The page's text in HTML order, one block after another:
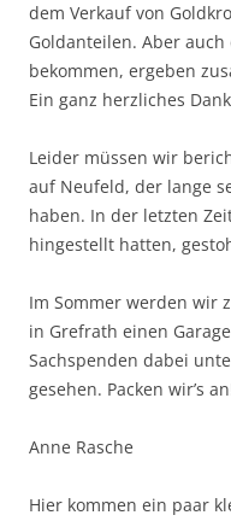
dem Verkauf von
Goldanteilen. Aber
bekommen, ergeben
Ein ganz herzliches
Leider müssen wir
auf Neufeld, der lange
haben. In der letzten
hingestellt hatten,
Im Sommer werden wir
in Grefrath einen
Sachspenden dabei
gesehen. Packen wir’s
Anne Rasche
Hier kommen ein paar